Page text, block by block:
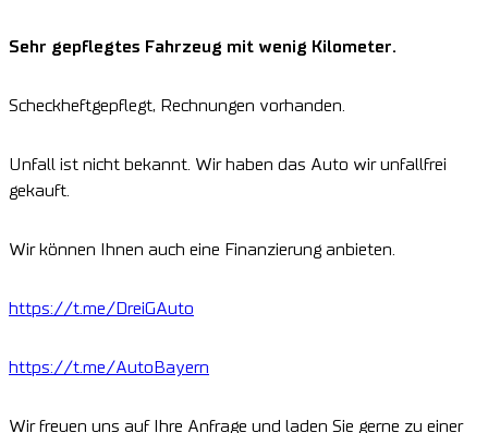
Sehr gepflegtes Fahrzeug mit wenig Kilometer.
Scheckheftgepflegt, Rechnungen vorhanden.
Unfall ist nicht bekannt. Wir haben das Auto wir unfallfrei
gekauft.
Wir können Ihnen auch eine Finanzierung anbieten.
https://t.me/DreiGAuto
https://t.me/AutoBayern
Wir freuen uns auf Ihre Anfrage und laden Sie gerne zu einer